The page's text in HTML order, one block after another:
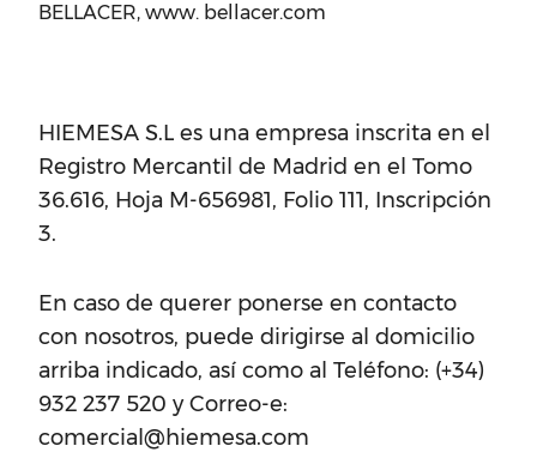
BELLACER, www. bellacer.com
HIEMESA S.L es una empresa inscrita en el
Registro Mercantil de Madrid en el Tomo
36.616, Hoja M-656981, Folio 111, Inscripción
3.
En caso de querer ponerse en contacto
con nosotros, puede dirigirse al domicilio
arriba indicado, así como al Teléfono: (+34)
932 237 520 y Correo-e:
comercial@hiemesa.com